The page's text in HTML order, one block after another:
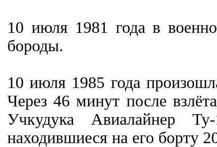
10 июля 1981 года в
бороды.
10 июля 1985 года
Через 46 минут после
Учкудука Авиалайнер
находившиеся на его борту